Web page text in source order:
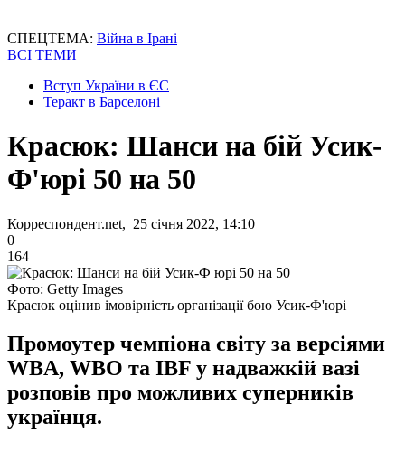
СПЕЦТЕМА: Війна в Ірані
ВСІ ТЕМИ
Вступ України в ЄС
Теракт в Барселоні
Красюк: Шанси на бій Усик-
Ф'юрі 50 на 50
Корреспондент.net, 25 січня 2022, 14:10
0
164
Фото: Getty Images
Красюк оцінив імовірність організації бою Усик-Ф'юрі
Промоутер чемпіона світу за версіями
WBA, WBO та IBF у надважкій вазі
розповів про можливих суперників
українця.